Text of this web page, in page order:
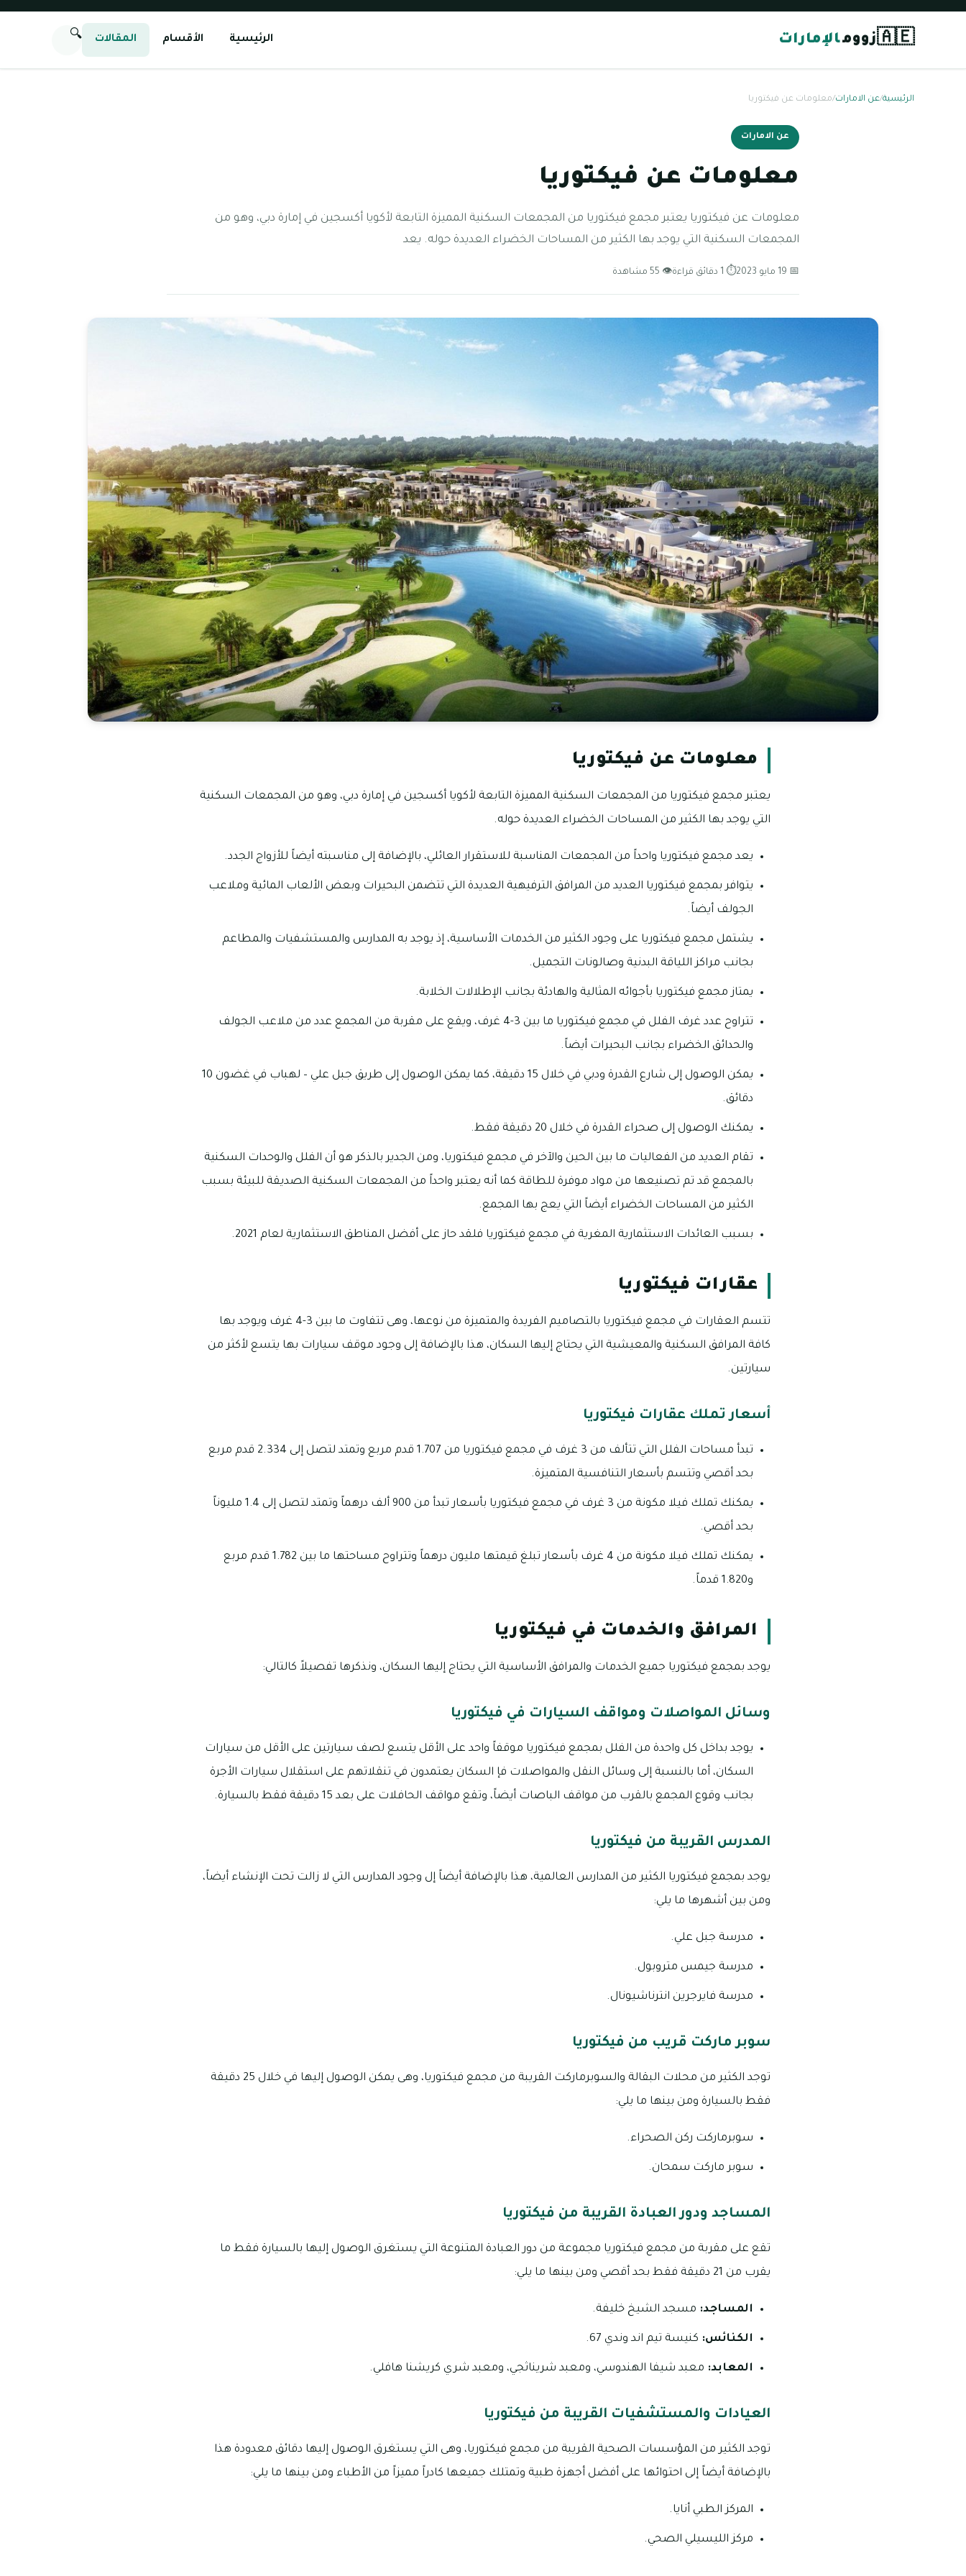
🇦🇪زوومالإمارات الرئيسية الأقسام المقالات 🔍
الرئيسية/عن الامارات/معلومات عن فيكتوريا
عن الامارات
معلومات عن فيكتوريا
معلومات عن فيكتوريا يعتبر مجمع فيكتوريا من المجمعات السكنية المميزة التابعة لأكويا أكسجين في إمارة دبي، وهو من
المجمعات السكنية التي يوجد بها الكثير من المساحات الخضراء العديدة حوله. يعد
📅 19 مايو 2023 ⏱ 1 دقائق قراءة 👁 55 مشاهدة
معلومات عن فيكتوريا
يعتبر مجمع فيكتوريا من المجمعات السكنية المميزة التابعة لأكويا أكسجين في إمارة دبي، وهو من المجمعات السكنية
التي يوجد بها الكثير من المساحات الخضراء العديدة حوله.
يعد مجمع فيكتوريا واحداً من المجمعات المناسبة للاستقرار العائلي، بالإضافة إلى مناسبته أيضاً للأزواج الجدد.
يتوافر بمجمع فيكتوريا العديد من المرافق الترفيهية العديدة التي تتضمن البحيرات وبعض الألعاب المائية وملاعب
الجولف أيضاً.
يشتمل مجمع فيكتوريا على وجود الكثير من الخدمات الأساسية، إذ يوجد به المدارس والمستشفيات والمطاعم
بجانب مراكز اللياقة البدنية وصالونات التجميل.
يمتاز مجمع فيكتوريا بأجوائه المثالية والهادئة بجانب الإطلالات الخلابة.
تتراوح عدد غرف الفلل في مجمع فيكتوريا ما بين 3-4 غرف، ويقع على مقربة من المجمع عدد من ملاعب الجولف
والحدائق الخضراء بجانب البحيرات أيضاً.
يمكن الوصول إلى شارع القدرة ودبي في خلال 15 دقيقة، كما يمكن الوصول إلى طريق جبل علي – لهباب في غضون 10
دقائق.
يمكنك الوصول إلى صحراء القدرة في خلال 20 دقيقة فقط.
تقام العديد من الفعاليات ما بين الحين والآخر في مجمع فيكتوريا، ومن الجدير بالذكر هو أن الفلل والوحدات السكنية
بالمجمع قد تم تصنيعها من مواد موفرة للطاقة كما أنه يعتبر واحداً من المجمعات السكنية الصديقة للبيئة بسبب
الكثير من المساحات الخضراء أيضاً التي يعج بها المجمع.
بسبب العائدات الاستثمارية المغرية في مجمع فيكتوريا فلقد حاز على أفضل المناطق الاستثمارية لعام 2021.
عقارات فيكتوريا
تتسم العقارات في مجمع فيكتوريا بالتصاميم الفريدة والمتميزة من نوعها، وهى تتفاوت ما بين 3-4 غرف ويوجد بها
كافة المرافق السكنية والمعيشية التي يحتاج إليها السكان، هذا بالإضافة إلى وجود موقف سيارات بها يتسع لأكثر من
سيارتين.
أسعار تملك عقارات فيكتوريا
تبدأ مساحات الفلل التي تتألف من 3 غرف في مجمع فيكتوريا من 1.707 قدم مربع وتمتد لتصل إلى 2.334 قدم مربع
بحد أقصي وتتسم بأسعار التنافسية المتميزة.
يمكنك تملك فيلا مكونة من 3 غرف في مجمع فيكتوريا بأسعار تبدأ من 900 ألف درهماً وتمتد لتصل إلى 1.4 مليوناً
بحد أقصي.
يمكنك تملك فيلا مكونة من 4 غرف بأسعار تبلغ قيمتها مليون درهماً وتتراوح مساحتها ما بين 1.782 قدم مربع
و1.820 قدماً.
المرافق والخدمات في فيكتوريا
يوجد بمجمع فيكتوريا جميع الخدمات والمرافق الأساسية التي يحتاج إليها السكان، ونذكرها تفصيلاً كالتالي:
وسائل المواصلات ومواقف السيارات في فيكتوريا
يوجد بداخل كل واحدة من الفلل بمجمع فيكتوريا موقفاً واحد على الأقل يتسع لصف سيارتين على الأقل من سيارات
السكان، أما بالنسبة إلى وسائل النقل والمواصلات فإ السكان يعتمدون في تنقلاتهم على استقلال سيارات الأجرة
بجانب وقوع المجمع بالقرب من مواقف الباصات أيضاً، وتقع مواقف الحافلات على بعد 15 دقيقة فقط بالسيارة.
المدرس القريبة من فيكتوريا
يوجد بمجمع فيكتوريا الكثير من المدارس العالمية، هذا بالإضافة أيضاً إل وجود المدارس التي لا زالت تحت الإنشاء أيضاً،
ومن بين أشهرها ما يلي:
مدرسة جبل علي.
مدرسة جيمس متروبول.
مدرسة فايرجرين انترناشيونال.
سوبر ماركت قريب من فيكتوريا
توجد الكثير من محلات البقالة والسوبرماركت القريبة من مجمع فيكتوريا، وهى يمكن الوصول إليها في خلال 25 دقيقة
فقط بالسيارة ومن بينها ما يلي:
سوبرماركت ركن الصحراء.
سوبر ماركت سمحان.
المساجد ودور العبادة القريبة من فيكتوريا
تقع على مقربة من مجمع فيكتوريا مجموعة من دور العبادة المتنوعة التي يستغرق الوصول إليها بالسيارة فقط ما
يقرب من 21 دقيقة فقط بحد أقصي ومن بينها ما يلي:
المساجد: مسجد الشيخ خليفة.
الكنائس: كنيسة تيم اند وندي 67.
المعابد: معبد شيفا الهندوسي، ومعبد شريناثجي، ومعبد شري كريشنا هافلي.
العيادات والمستشفيات القريبة من فيكتوريا
توجد الكثير من المؤسسات الصحية القريبة من مجمع فيكتوريا، وهى التي يستغرق الوصول إليها دقائق معدودة هذا
بالإضافة أيضاً إلى احتوائها على أفضل أجهزة طبية وتمتلك جميعها كادراً مميزاً من الأطباء ومن بينها ما يلي:
المركز الطبي أنايا.
مركز الليسيلي الصحي.